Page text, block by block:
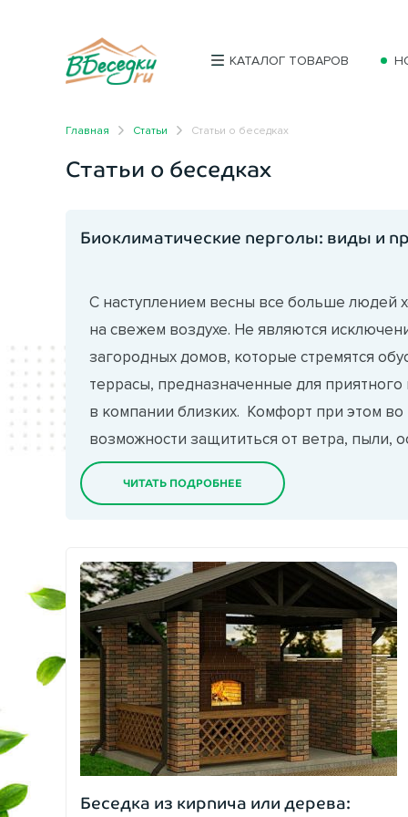
КАТАЛОГ ТОВАРОВ
Главная Статьи Статьи о беседках
Статьи о беседках
Биоклиматические перголы: виды и
С наступлением весны все больше людей
на свежем воздухе. Не являются
загородных домов, которые стремятся
террасы, предназначенные для
в компании близких. Комфорт при этом во
возможности защититься от ветра, пыли,
назойливых насекомых. Поэтому самым
позволяющим создать идеальный
высокотехнологичное архитектурное
открытых пространств, ставшее
тканевым...
ЧИТАТЬ ПОДРОБНЕЕ
Беседка из кирпича или дерева: